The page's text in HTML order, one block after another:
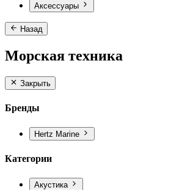
Аксессуары
Назад
Морская техника
Закрыть
Бренды
Hertz Marine
Категории
Акустика